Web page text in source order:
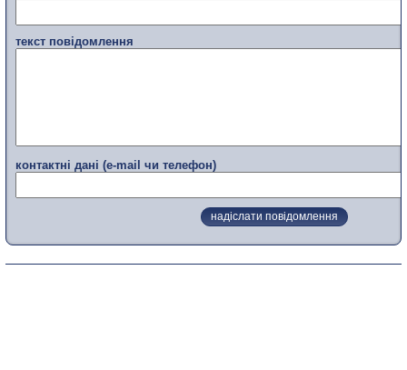
текст повідомлення
контактні дані (e-mail чи телефон)